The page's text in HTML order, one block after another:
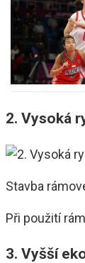
2. Vysoká
Stavba
Při použití
3. Vyšší